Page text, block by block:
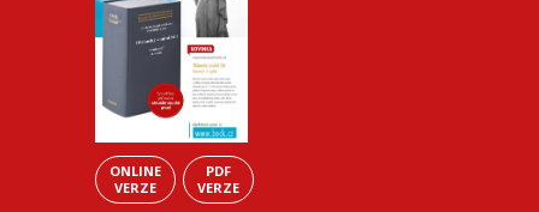
ONLINE
VERZE
PDF
VERZE